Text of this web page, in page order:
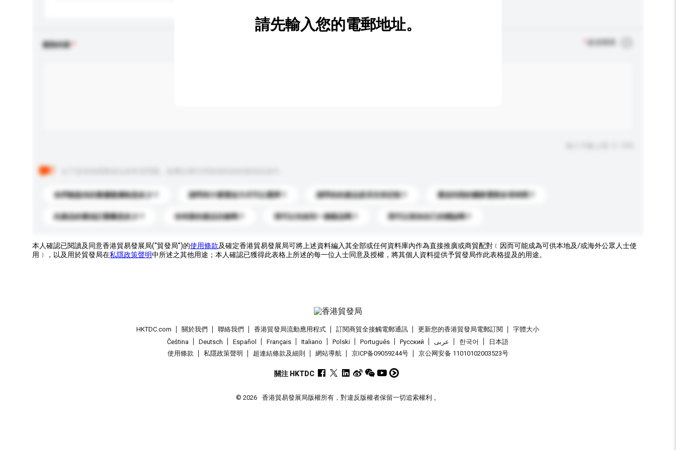
查詢內容
你們能提供的最優惠價格是多少？ 請問有什麼運送方式可以選擇？ 請問你的產品是否支持定制？ 運送到我的國家需要多長時間？
此產品的最低訂購量是多少？ 你有新的產品目錄嗎？ 我可以先收到一個樣品嗎？ 我可以添加自己的標誌嗎？
請先輸入您的電郵地址。
本人確認已閱讀及同意香港貿易發展局(“貿發局”)的使用條款及確定香港貿易發展局可將上述資料編入其全部或任何資料庫內作為直接推廣或商貿配對﹝因而可能成為可供本地及/或海外公眾人士使
用﹞，以及用於貿發局在私隱政策聲明中所述之其他用途；本人確認已獲得此表格上所述的每一位人士同意及授權，將其個人資料提供予貿發局作此表格提及的用途。
HKTDC.com 關於我們 聯絡我們 香港貿發局流動應用程式 訂閱商貿全接觸電郵通訊 更新您的香港貿發局電郵訂閱
字體大小
Čeština
Deutsch Español Français Italiano Polski Português Pусский عربى 한국어
日本語
使用條款
私隱政策聲明 超連結條款及細則 網站導航 京ICP备09059244号 京公网安备 11010102003523号
關注 HKTDC
© 2026 香港貿易發展局版權所有，對違反版權者保留一切追索權利 。